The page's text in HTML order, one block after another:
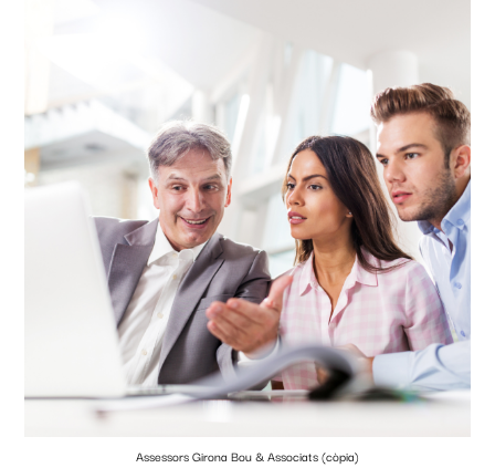
Assessors Girona Bou & Associats (còpia)